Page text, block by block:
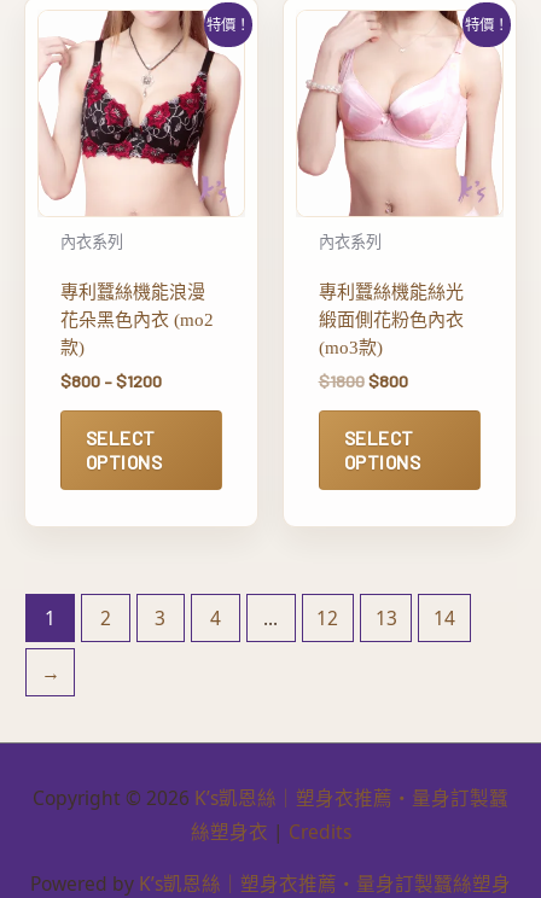
特價！
內衣系列
專利蠶絲機能浪漫
花朵黑色內衣 (mo2
款)
$800–$1200
SELECT
OPTIONS
特價！
內衣系列
專利蠶絲機能絲光
緞面側花粉色內衣
(mo3款)
$1800 $800
SELECT
OPTIONS
1 2 3 4 ... 12 13 14
→
Copyright © 2026 K’s凱恩絲｜塑身衣推薦・量身訂製蠶
絲塑身衣 | Credits
Powered by K’s凱恩絲｜塑身衣推薦・量身訂製蠶絲塑身